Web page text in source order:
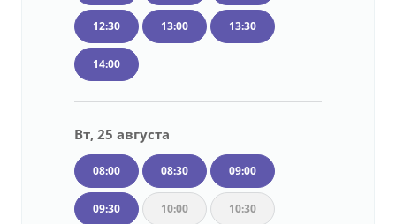
12:30 13:00 13:30
14:00
Вт, 25 августа
08:00 08:30 09:00
09:30 10:00 10:30